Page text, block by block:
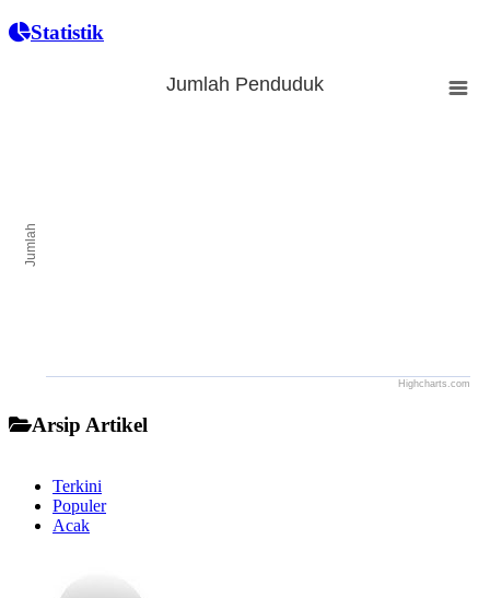
Statistik
Jumlah
Jumlah Penduduk
Highcharts.com
Arsip Artikel
Terkini
Populer
Acak